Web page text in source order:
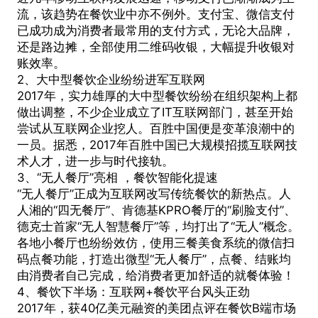
流，该趋势在餐饮业中亦不例外。支付宝、微信支付
已成功成为消费者最常用的支付方式，无论大品牌，
还是路边摊，全部使用二维码收银，大幅提升收银对
账效率。
2、大中型餐饮企业纷纷进军互联网
2017年，实力雄厚的大中型餐饮纷纷在组织架构上都
做出调整，不少企业成立了IT互联网部门，甚至开始
尝试从互联网企业挖人。百胜中国便是变革浪潮中的
一员。据悉，2017年百胜中国已大规模招揽互联网技
术人才，进一步与时代接轨。
3、“无人餐厅”亮相 ，餐饮智能化提速
“无人餐厅”正成为互联网改写传统餐饮的新热点。人
人湘的“四无餐厅”、肯德基KPRO餐厅的“刷脸支付”、
德克士首家“无人智慧餐厅”等，均打出了“无人”概念。
各地小餐厅也纷纷效仿，使用三餐美食系统的微信扫
码点餐功能，打造出微型“无人餐厅”，点餐、结账均
由消费者自己完成，给消费者更加舒适的就餐体验！
4、餐饮下半场：互联网+餐饮平台风头正劲
2017年，获40亿美元融资的美团点评在餐饮B端市场